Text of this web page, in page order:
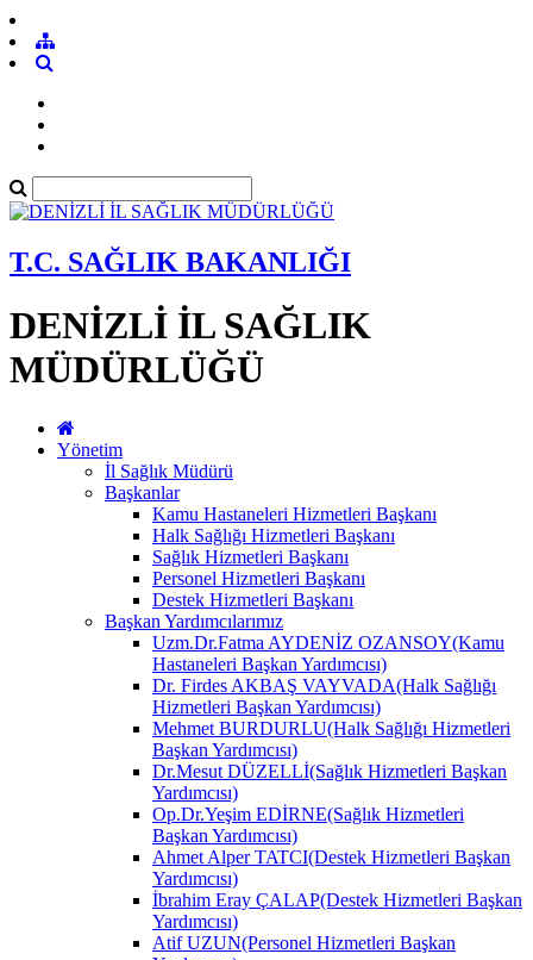
T.C. SAĞLIK BAKANLIĞI
DENİZLİ İL SAĞLIK
MÜDÜRLÜĞÜ
Yönetim
İl Sağlık Müdürü
Başkanlar
Kamu Hastaneleri Hizmetleri Başkanı
Halk Sağlığı Hizmetleri Başkanı
Sağlık Hizmetleri Başkanı
Personel Hizmetleri Başkanı
Destek Hizmetleri Başkanı
Başkan Yardımcılarımız
Uzm.Dr.Fatma AYDENİZ OZANSOY(Kamu
Hastaneleri Başkan Yardımcısı)
Dr. Firdes AKBAŞ VAYVADA(Halk Sağlığı
Hizmetleri Başkan Yardımcısı)
Mehmet BURDURLU(Halk Sağlığı Hizmetleri
Başkan Yardımcısı)
Dr.Mesut DÜZELLİ(Sağlık Hizmetleri Başkan
Yardımcısı)
Op.Dr.Yeşim EDİRNE(Sağlık Hizmetleri
Başkan Yardımcısı)
Ahmet Alper TATCI(Destek Hizmetleri Başkan
Yardımcısı)
İbrahim Eray ÇALAP(Destek Hizmetleri Başkan
Yardımcısı)
Atif UZUN(Personel Hizmetleri Başkan